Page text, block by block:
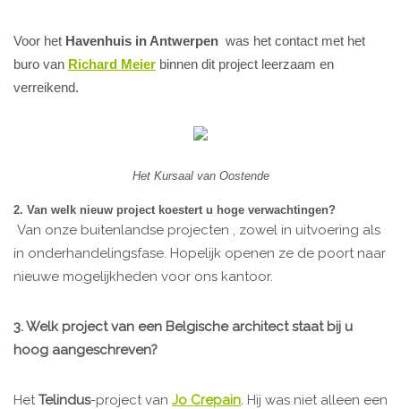
Voor het Havenhuis in Antwerpen was het contact met het
buro van Richard Meier binnen dit project leerzaam en
verreikend.
Het Kursaal van Oostende
2. Van welk nieuw project koestert u hoge verwachtingen?
Van onze buitenlandse projecten , zowel in uitvoering als
in onderhandelingsfase. Hopelijk openen ze de poort naar
nieuwe mogelijkheden voor ons kantoor.
3. Welk project van een Belgische architect staat bij u
hoog aangeschreven?
HetTelindus-project van Jo Crepain. Hij was niet alleen een